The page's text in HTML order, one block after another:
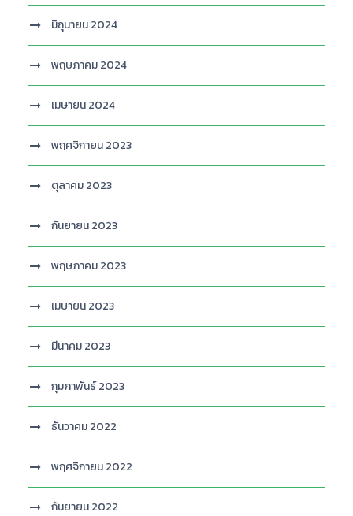
มิถุนายน 2024
พฤษภาคม 2024
เมษายน 2024
พฤศจิกายน 2023
ตุลาคม 2023
กันยายน 2023
พฤษภาคม 2023
เมษายน 2023
มีนาคม 2023
กุมภาพันธ์ 2023
ธันวาคม 2022
พฤศจิกายน 2022
กันยายน 2022